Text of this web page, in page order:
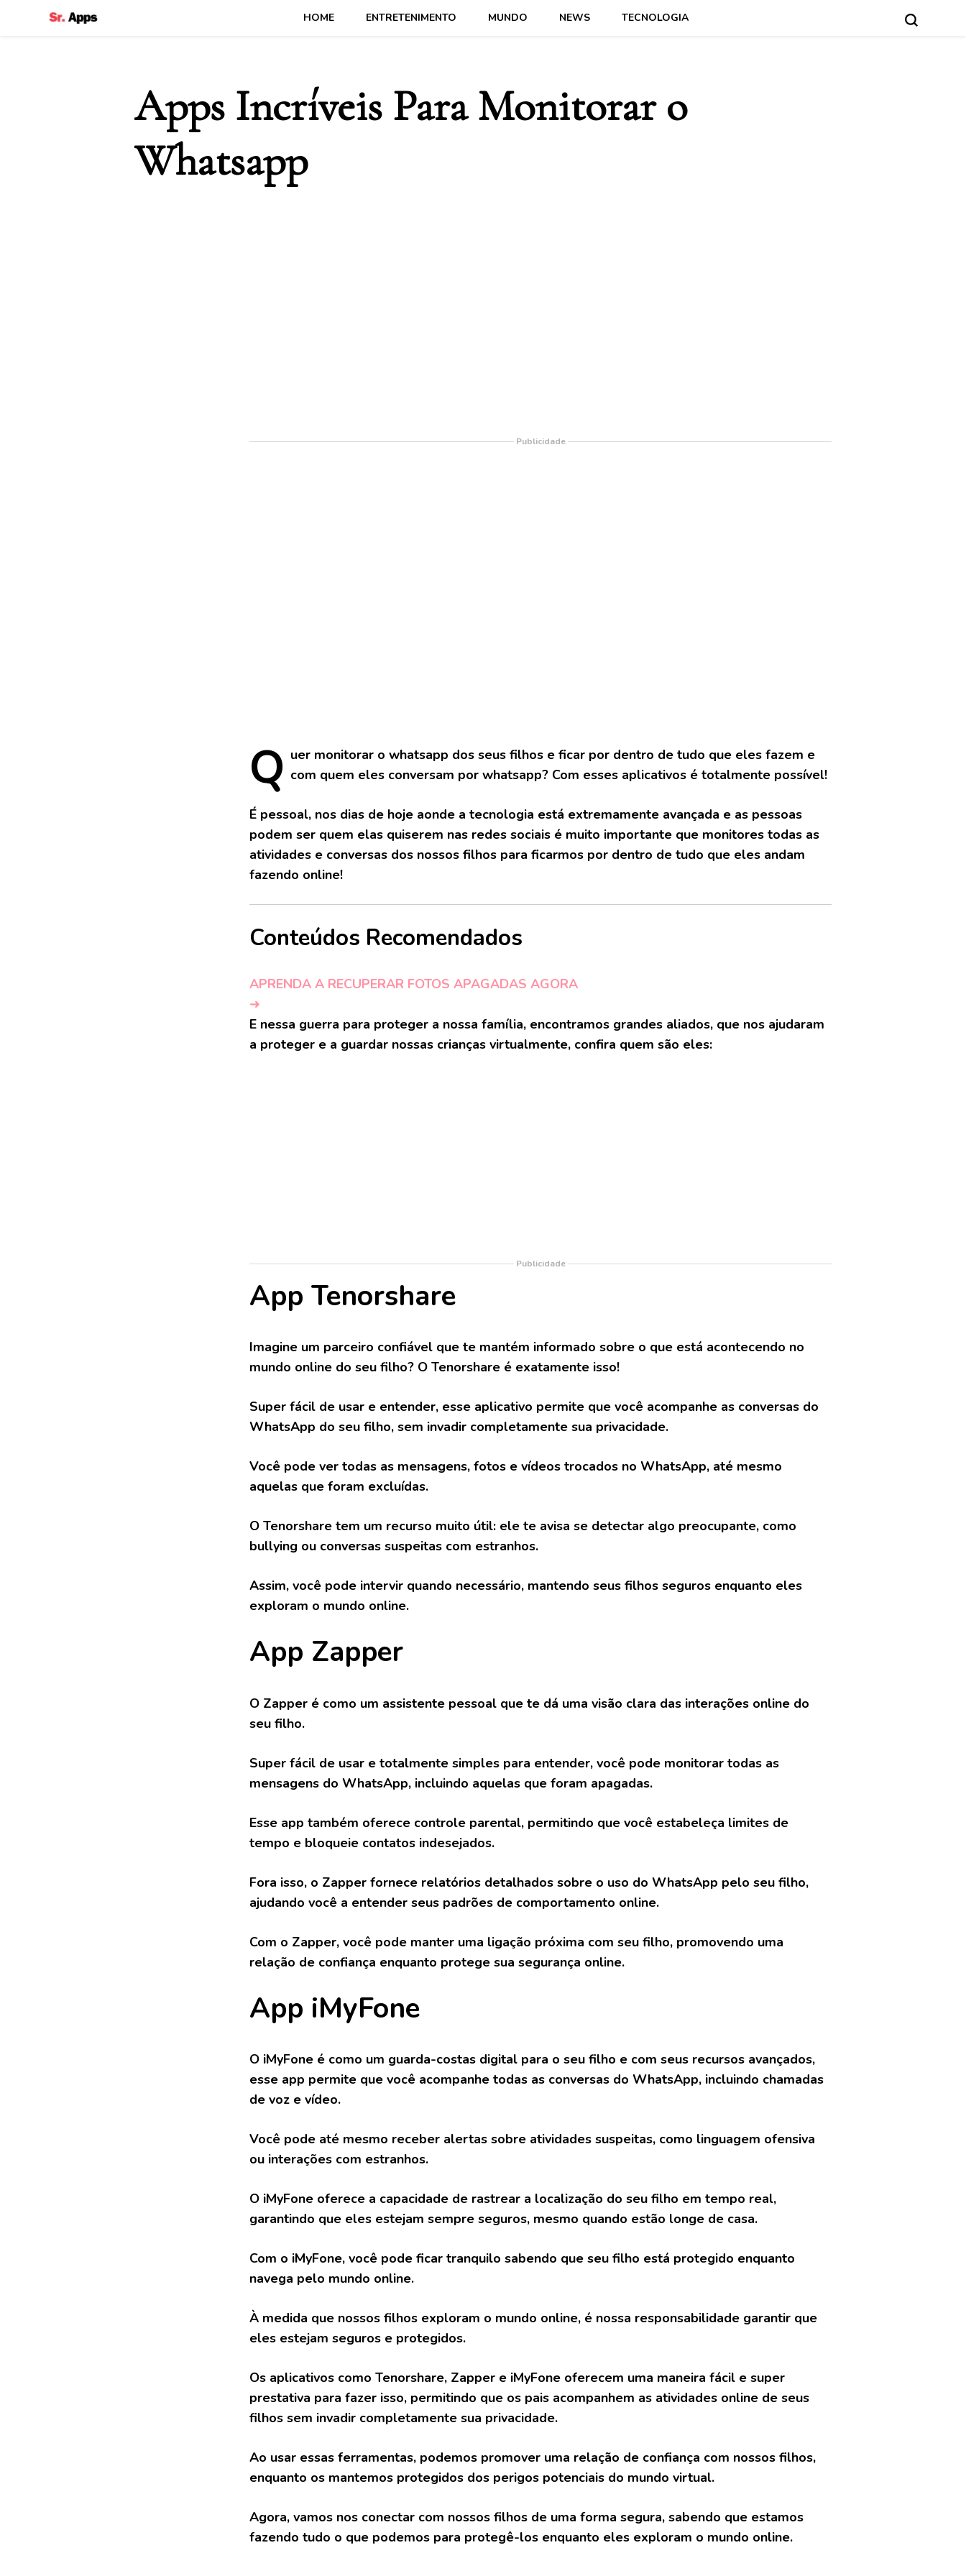
HOME ENTRETENIMENTO MUNDO NEWS TECNOLOGIA
Apps Incríveis Para Monitorar o
Whatsapp
Publicidade
Q uer monitorar o whatsapp dos seus filhos e ficar por dentro de tudo que eles fazem e
com quem eles conversam por whatsapp? Com esses aplicativos é totalmente possível!
É pessoal, nos dias de hoje aonde a tecnologia está extremamente avançada e as pessoas
podem ser quem elas quiserem nas redes sociais é muito importante que monitores todas as
atividades e conversas dos nossos filhos para ficarmos por dentro de tudo que eles andam
fazendo online!
Conteúdos Recomendados
APRENDA A RECUPERAR FOTOS APAGADAS AGORA
➜
E nessa guerra para proteger a nossa família, encontramos grandes aliados, que nos ajudaram
a proteger e a guardar nossas crianças virtualmente, confira quem são eles:
Publicidade
App Tenorshare
Imagine um parceiro confiável que te mantém informado sobre o que está acontecendo no
mundo online do seu filho? O Tenorshare é exatamente isso!
Super fácil de usar e entender, esse aplicativo permite que você acompanhe as conversas do
WhatsApp do seu filho, sem invadir completamente sua privacidade.
Você pode ver todas as mensagens, fotos e vídeos trocados no WhatsApp, até mesmo
aquelas que foram excluídas.
O Tenorshare tem um recurso muito útil: ele te avisa se detectar algo preocupante, como
bullying ou conversas suspeitas com estranhos.
Assim, você pode intervir quando necessário, mantendo seus filhos seguros enquanto eles
exploram o mundo online.
App Zapper
O Zapper é como um assistente pessoal que te dá uma visão clara das interações online do
seu filho.
Super fácil de usar e totalmente simples para entender, você pode monitorar todas as
mensagens do WhatsApp, incluindo aquelas que foram apagadas.
Esse app também oferece controle parental, permitindo que você estabeleça limites de
tempo e bloqueie contatos indesejados.
Fora isso, o Zapper fornece relatórios detalhados sobre o uso do WhatsApp pelo seu filho,
ajudando você a entender seus padrões de comportamento online.
Com o Zapper, você pode manter uma ligação próxima com seu filho, promovendo uma
relação de confiança enquanto protege sua segurança online.
App iMyFone
O iMyFone é como um guarda-costas digital para o seu filho e com seus recursos avançados,
esse app permite que você acompanhe todas as conversas do WhatsApp, incluindo chamadas
de voz e vídeo.
Você pode até mesmo receber alertas sobre atividades suspeitas, como linguagem ofensiva
ou interações com estranhos.
O iMyFone oferece a capacidade de rastrear a localização do seu filho em tempo real,
garantindo que eles estejam sempre seguros, mesmo quando estão longe de casa.
Com o iMyFone, você pode ficar tranquilo sabendo que seu filho está protegido enquanto
navega pelo mundo online.
À medida que nossos filhos exploram o mundo online, é nossa responsabilidade garantir que
eles estejam seguros e protegidos.
Os aplicativos como Tenorshare, Zapper e iMyFone oferecem uma maneira fácil e super
prestativa para fazer isso, permitindo que os pais acompanhem as atividades online de seus
filhos sem invadir completamente sua privacidade.
Ao usar essas ferramentas, podemos promover uma relação de confiança com nossos filhos,
enquanto os mantemos protegidos dos perigos potenciais do mundo virtual.
Agora, vamos nos conectar com nossos filhos de uma forma segura, sabendo que estamos
fazendo tudo o que podemos para protegê-los enquanto eles exploram o mundo online.